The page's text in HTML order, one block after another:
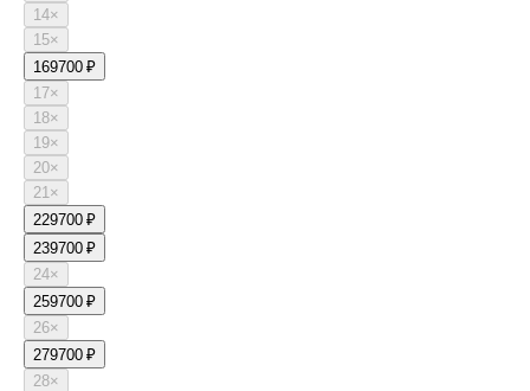
14×
15×
169700 ₽
17×
18×
19×
20×
21×
229700 ₽
239700 ₽
24×
259700 ₽
26×
279700 ₽
28×